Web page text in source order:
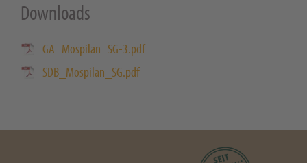
Downloads
GA_Mospilan_SG-3.pdf
SDB_Mospilan_SG.pdf